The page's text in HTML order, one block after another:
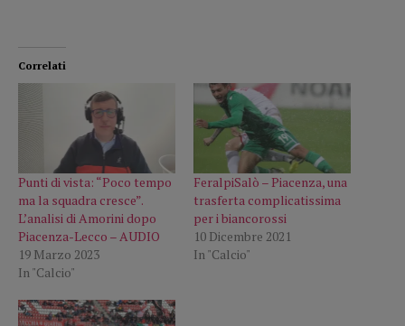
Correlati
Punti di vista: “Poco tempo
ma la squadra cresce”.
L’analisi di Amorini dopo
Piacenza-Lecco – AUDIO
19 Marzo 2023
In "Calcio"
FeralpiSalò – Piacenza, una
trasferta complicatissima
per i biancorossi
10 Dicembre 2021
In "Calcio"